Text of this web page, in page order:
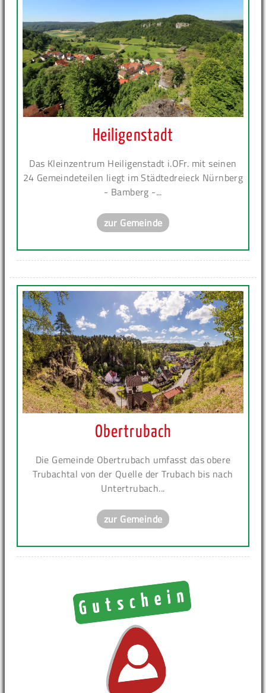
Heiligenstadt
Das Kleinzentrum Heiligenstadt i.OFr. mit seinen
24 Gemeindeteilen liegt im Städtedreieck Nürnberg
- Bamberg -...
zur Gemeinde
Obertrubach
Die Gemeinde Obertrubach umfasst das obere
Trubachtal von der Quelle der Trubach bis nach
Untertrubach...
zur Gemeinde